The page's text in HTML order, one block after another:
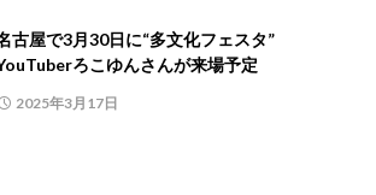
古屋で3月30日に“多文化フェスタ”
ろこゆんさんが来場予定
2025年3月17日